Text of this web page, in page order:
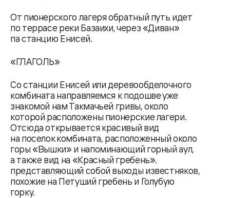
От пионерского лагеря обратный путь идет
по террасе реки Базаихи, через «Диван»
па станцию Енисей.
«ГЛАГОЛЬ»
Со станции Енисей или деревообделочного
комбината направляемся к подошве уже
знакомой нам Такмачьей гривы, около
которой расположены пионерские лагери.
Отсюда открывается красивый вид
на поселок комбината, расположенный около
горы «Вышки» и напоминающий горный аул,
а также вид на «Красный гребень».
представляющий собой выходы известняков,
похожие на Петуший гребень и Голубую
горку.